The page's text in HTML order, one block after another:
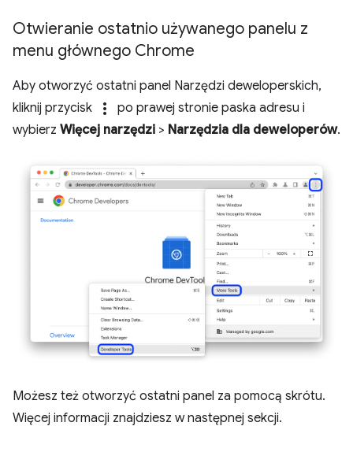
Otwieranie ostatnio używanego panelu z
menu głównego Chrome
Aby otworzyć ostatni panel Narzędzi deweloperskich,
kliknij przycisk
more_vert
po prawej stronie paska adresu i
wybierz Więcej narzędzi > Narzędzia dla deweloperów.
Możesz też otworzyć ostatni panel za pomocą skrótu.
Więcej informacji znajdziesz w następnej sekcji.